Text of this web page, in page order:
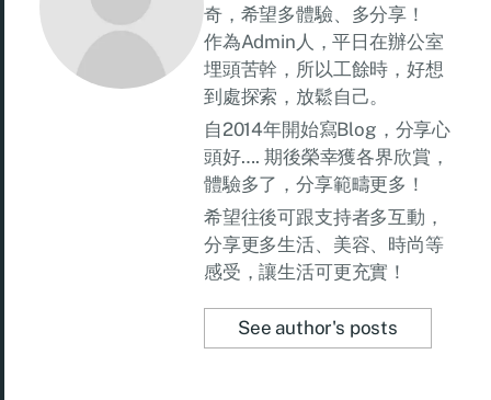
奇，希望多體驗、多分享！
作為Admin人，平日在辦公室
埋頭苦幹，所以工餘時，好想
到處探索，放鬆自己。
自2014年開始寫Blog，分享心
頭好…. 期後榮幸獲各界欣賞，
體驗多了，分享範疇更多！
希望往後可跟支持者多互動，
分享更多生活、美容、時尚等
感受，讓生活可更充實！
See author's posts